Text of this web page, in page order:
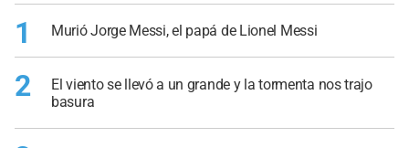
1 Murió Jorge Messi, el papá de Lionel Messi
2
El viento se llevó a un grande y la tormenta nos trajo
basura